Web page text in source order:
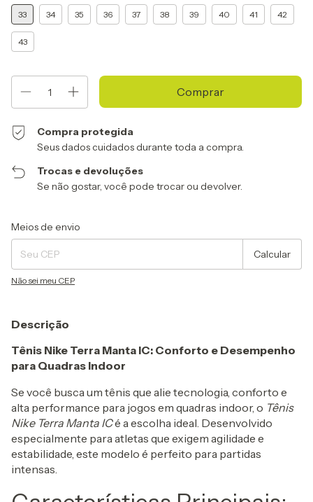
33 34 35 36 37 38 39 40 41 42
43
Compra protegida
Seus dados cuidados durante toda a compra.
Trocas e devoluções
Se não gostar, você pode trocar ou devolver.
Entregas para o CEP:
Meios de envio
Calcular
Não sei meu CEP
Descrição
Tênis Nike Terra Manta IC: Conforto e Desempenho
para Quadras Indoor
Se você busca um tênis que alie tecnologia, conforto e
alta performance para jogos em quadras indoor, o Tênis
Nike Terra Manta ICé a escolha ideal. Desenvolvido
especialmente para atletas que exigem agilidade e
estabilidade, este modelo é perfeito para partidas
intensas.